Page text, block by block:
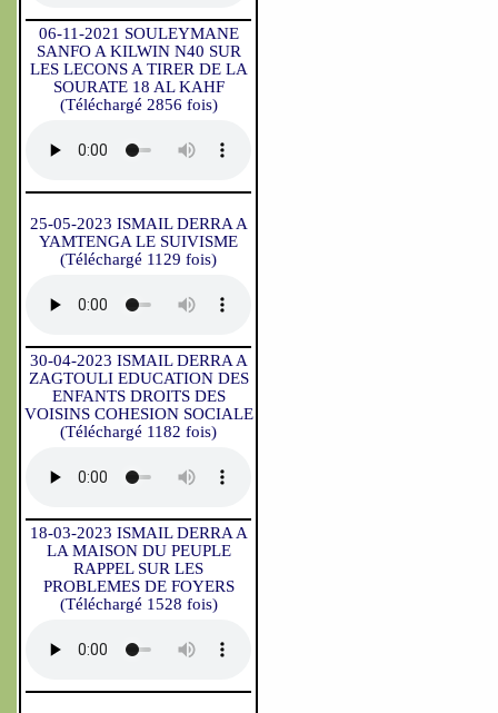
06-11-2021 SOULEYMANE
SANFO A KILWIN N40 SUR
LES LECONS A TIRER DE LA
SOURATE 18 AL KAHF
(Téléchargé 2856 fois)
25-05-2023 ISMAIL DERRA A
YAMTENGA LE SUIVISME
(Téléchargé 1129 fois)
30-04-2023 ISMAIL DERRA A
ZAGTOULI EDUCATION DES
ENFANTS DROITS DES
VOISINS COHESION SOCIALE
(Téléchargé 1182 fois)
18-03-2023 ISMAIL DERRA A
LA MAISON DU PEUPLE
RAPPEL SUR LES
PROBLEMES DE FOYERS
(Téléchargé 1528 fois)